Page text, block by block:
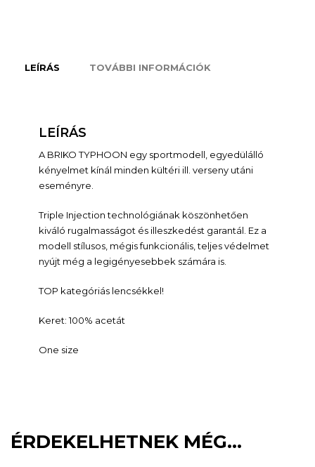
LEÍRÁS TOVÁBBI INFORMÁCIÓK
LEÍRÁS
A BRIKO TYPHOON egy sportmodell, egyedülálló
kényelmet kínál minden kültéri ill. verseny utáni
eseményre.
Triple Injection technológiának köszönhetően
kiváló rugalmasságot és illeszkedést garantál. Ez a
modell stílusos, mégis funkcionális, teljes védelmet
nyújt még a legigényesebbek számára is.
TOP kategóriás lencsékkel!
Keret: 100% acetát
One size
ÉRDEKELHETNEK MÉG…